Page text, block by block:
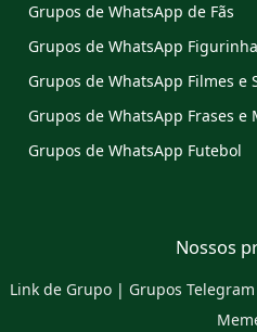
Grupos de WhatsApp de Fãs
Grupos de WhatsApp
Grupos de WhatsApp Filmes e
Grupos de WhatsApp Frases e
Grupos de WhatsApp Futebol
Nossos
Link de Grupo | Grupos Telegram